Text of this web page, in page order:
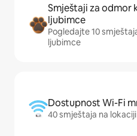
Smještaji za odmor
ljubimce
Pogledajte 10
ljubimce
Dostupnost Wi-Fi
40 smještaja na